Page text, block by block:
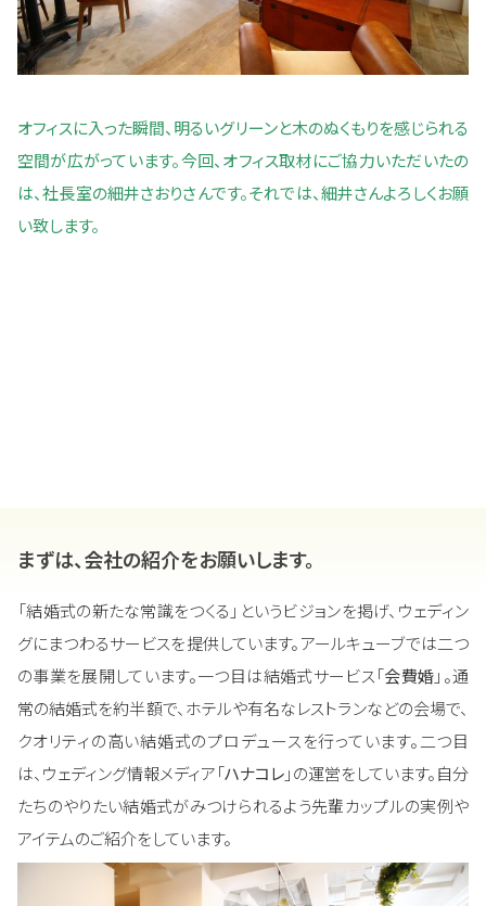
オフィスに入った瞬間、明るいグリーンと木のぬくもりを感じられる
空間が広がっています。今回、オフィス取材にご協力いただいたの
は、社長室の細井さおりさんです。それでは、細井さんよろしくお願
い致します。
まずは、会社の紹介をお願いします。
「結婚式の新たな常識をつくる」というビジョンを掲げ、ウェディン
グにまつわるサービスを提供しています。アールキューブでは二つ
の事業を展開しています。一つ目は結婚式サービス「会費婚」。通
常の結婚式を約半額で、ホテルや有名なレストランなどの会場で、
クオリティの高い結婚式のプロデュースを行っています。二つ目
は、ウェディング情報メディア「ハナコレ」の運営をしています。自分
たちのやりたい結婚式がみつけられるよう先輩カップルの実例や
アイテムのご紹介をしています。